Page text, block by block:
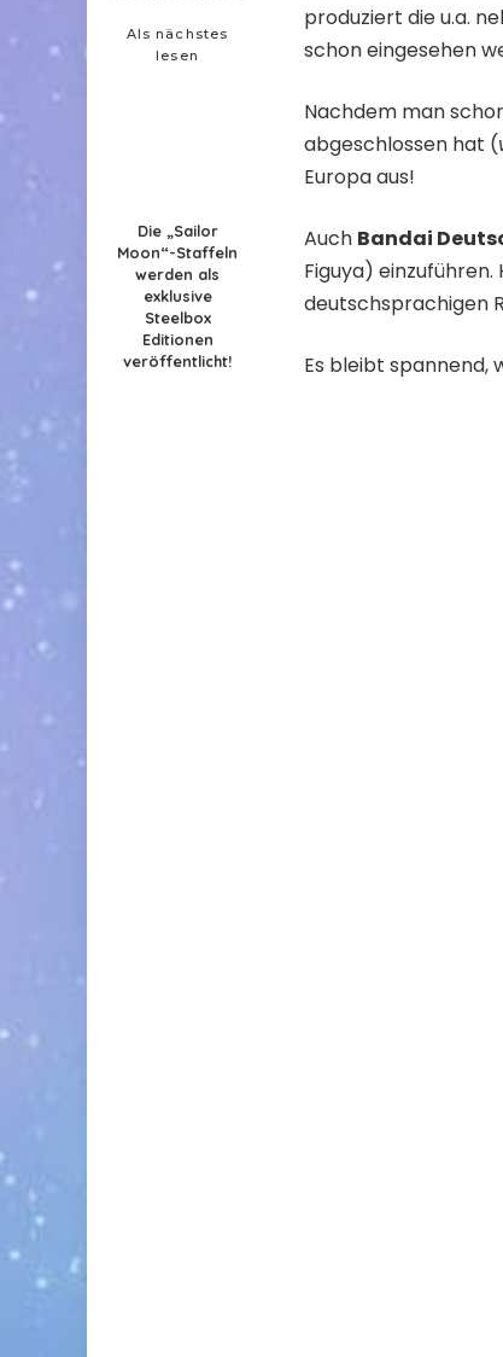
Als nächstes
lesen
Die „Sailor
Moon“-Staffeln
werden als
exklusive
Steelbox
Editionen
veröffentlicht!
produziert die u.a.
schon eingesehen
Nachdem man
abgeschlossen hat (
Europa aus!
Auch Bandai
Figuya)
deutschsprachigen
Es bleibt spannend,